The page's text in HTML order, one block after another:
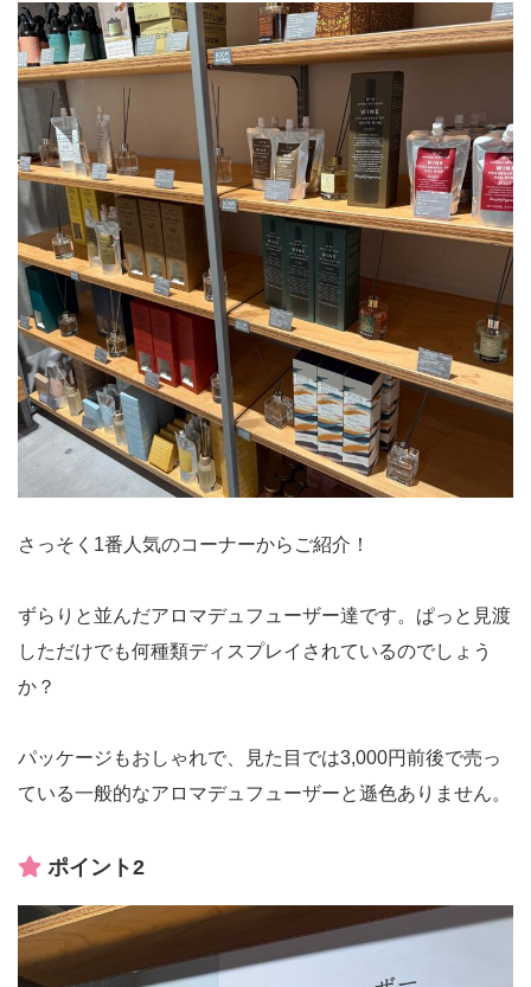
さっそく1番人気のコーナーからご紹介！
ずらりと並んだアロマデュフューザー達です。ぱっと見渡
しただけでも何種類ディスプレイされているのでしょう
か？
パッケージもおしゃれで、見た目では3,000円前後で売っ
ている一般的なアロマデュフューザーと遜色ありません。
ポイント2